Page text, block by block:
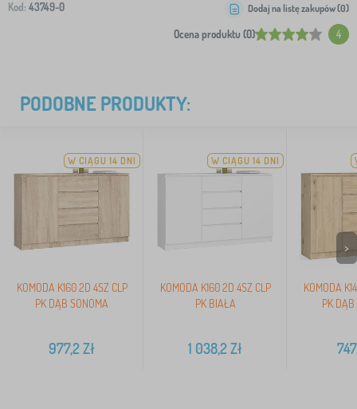
Kod: 43749-0
Ocena produktu (0) 4
Dodaj na listę zakupów (0)
PODOBNE PRODUKTY:
W CIĄGU 14 DNI
KOMODA K160 2D 4SZ CLP
PK DĄB SONOMA
977,2Zł
W CIĄGU 14 DNI
KOMODA K160 2D 4SZ CLP
PK BIAŁA
1 038,2Zł
KOMODA
PK
>